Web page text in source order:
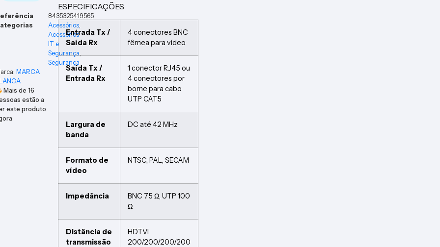
8435325419565
Acessórios,
Acessórios
IT e
Segurança,
Segurança
MARCA
Mais de16
estão a
este produto
ESPECIFICAÇÕES
Entrada Tx /
Saída Rx
4 conectores BNC
fêmea para vídeo
Saída Tx /
Entrada Rx
1 conector RJ45 ou
4 conectores por
borne para cabo
UTP CAT5
Largura de
banda
DC até 42 MHz
Formato de
vídeo
NTSC, PAL, SECAM
Impedância
BNC 75 Ω, UTP 100
Ω
Distância de
transmissão
HDTVI
200/200/200/200